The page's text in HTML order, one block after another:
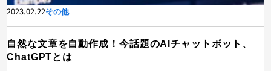
2023.02.22その他
自然な文章を自動作成！今話題のAIチャットボット、
ChatGPTとは